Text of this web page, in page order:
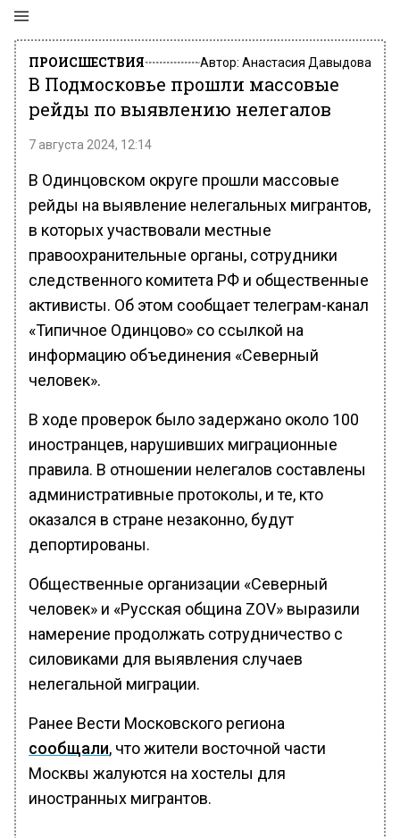
ПРОИСШЕСТВИЯ Автор: Анастасия Давыдова
В Подмосковье прошли массовые
рейды по выявлению нелегалов
7 августа 2024, 12:14
В Одинцовском округе прошли массовые
рейды на выявление нелегальных мигрантов,
в которых участвовали местные
правоохранительные органы, сотрудники
следственного комитета РФ и общественные
активисты. Об этом сообщает телеграм-канал
«Типичное Одинцово» со ссылкой на
информацию объединения «Северный
человек».
В ходе проверок было задержано около 100
иностранцев, нарушивших миграционные
правила. В отношении нелегалов составлены
административные протоколы, и те, кто
оказался в стране незаконно, будут
депортированы.
Общественные организации «Северный
человек» и «Русская община ZOV» выразили
намерение продолжать сотрудничество с
силовиками для выявления случаев
нелегальной миграции.
Ранее Вести Московского региона
сообщали, что жители восточной части
Москвы жалуются на хостелы для
иностранных мигрантов.